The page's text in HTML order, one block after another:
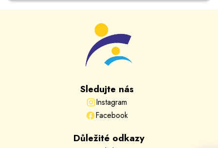
Sledujte nás
Instagram
Facebook
Důležité odkazy